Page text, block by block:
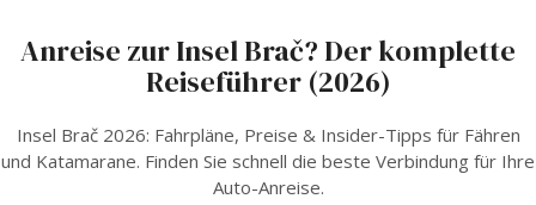
Anreise zur Insel Brač? Der komplette
Reiseführer (2026)
Insel Brač 2026: Fahrpläne, Preise & Insider-Tipps für Fähren
und Katamarane. Finden Sie schnell die beste Verbindung für Ihre
Auto-Anreise.